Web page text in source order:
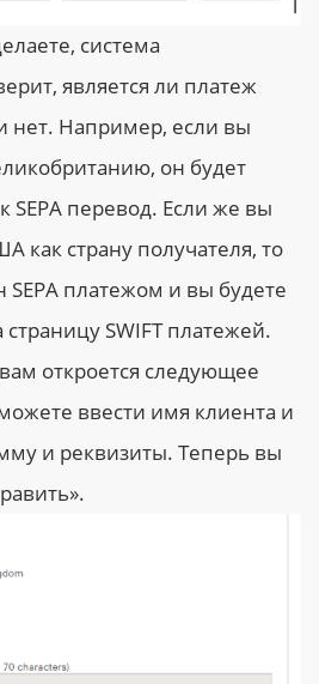
система
является ли платеж
нет. Например, если вы
он будет
SEPA перевод. Если же вы
как страну получателя, то
SEPA платежом и вы будете
SWIFT платежей.
откроется следующее
ввести имя клиента и
и реквизиты. Теперь вы